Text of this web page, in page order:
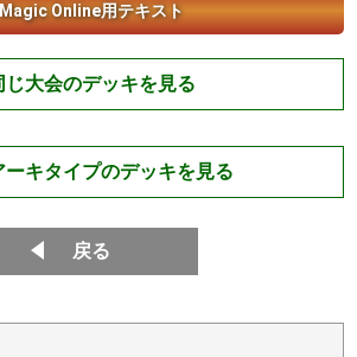
Magic Online用テキスト
じ大会のデッキを見る
ーキタイプのデッキを見る
戻る